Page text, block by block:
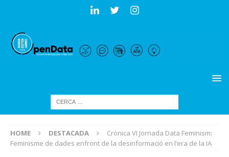
HOME DESTACADA
Crònica VI Jornada Data Feminism:
Feminisme de dades enfront de la desinformació en l’era de la IA